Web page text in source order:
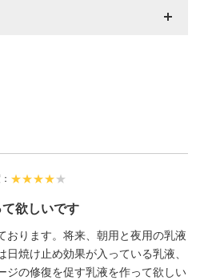
★★★★★
欲しいです
おります。将来、朝用と夜用の乳液
焼け止め効果が入っている乳液、
ジの修復を促す乳液を作って欲しい